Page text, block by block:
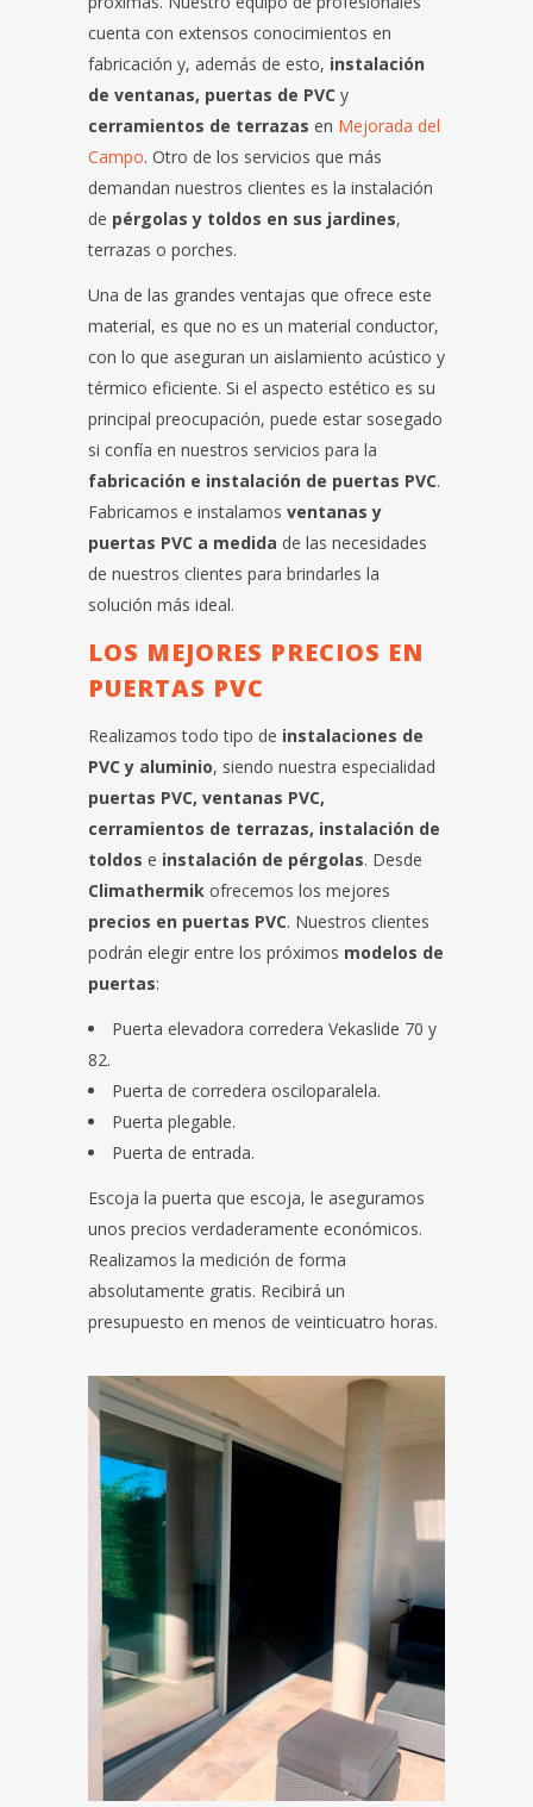
cuenta con extensos conocimientos en
fabricación y, además de esto, instalación
de ventanas, puertas de PVC y
cerramientos de terrazas en Mejorada del
Campo. Otro de los servicios que más
demandan nuestros clientes es la instalación
de pérgolas y toldos en sus jardines,
terrazas o porches.
Una de las grandes ventajas que ofrece este
material, es que no es un material conductor,
con lo que aseguran un aislamiento acústico y
térmico eficiente. Si el aspecto estético es su
principal preocupación, puede estar sosegado
si confía en nuestros servicios para la
fabricación e instalación de puertas PVC.
Fabricamos e instalamos ventanas y
puertas PVC a medida de las necesidades
de nuestros clientes para brindarles la
solución más ideal.
LOS MEJORES PRECIOS EN
PUERTAS PVC
Realizamos todo tipo de instalaciones de
PVC y aluminio, siendo nuestra especialidad
puertas PVC, ventanas PVC,
cerramientos de terrazas, instalación de
toldos e instalación de pérgolas. Desde
Climathermik ofrecemos los mejores
precios en puertas PVC. Nuestros clientes
podrán elegir entre los próximos modelos de
puertas:
Puerta elevadora corredera Vekaslide 70 y
82.
Puerta de corredera osciloparalela.
Puerta plegable.
Puerta de entrada.
Escoja la puerta que escoja, le aseguramos
unos precios verdaderamente económicos.
Realizamos la medición de forma
absolutamente gratis. Recibirá un
presupuesto en menos de veinticuatro horas.